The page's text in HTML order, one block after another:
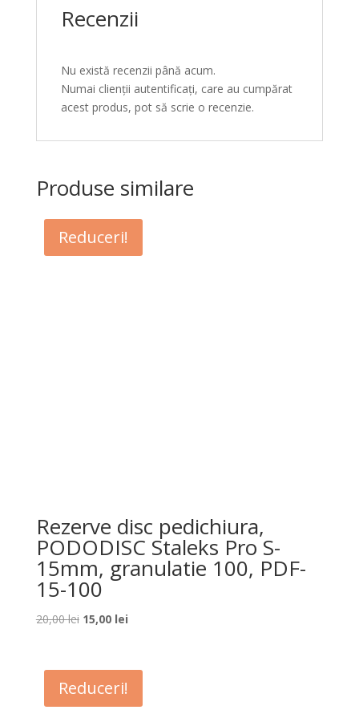
Recenzii
Nu există recenzii până acum.
Numai clienții autentificați, care au cumpărat
acest produs, pot să scrie o recenzie.
Produse similare
Reduceri!
Rezerve disc pedichiura,
PODODISC Staleks Pro S-
15mm, granulatie 100, PDF-
15-100
20,00lei Prețul
fost:
20,00 lei.
15,00 leiPrețul
15,00 lei.
Reduceri!